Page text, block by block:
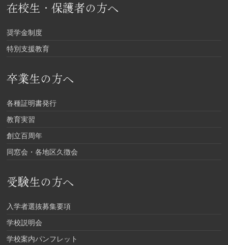
在校生・保護者の方へ
奨学金制度
特別支援教育
卒業生の方へ
各種証明書発行
教育実習
創立百周年
同窓会・各地区久徴会
受験生の方へ
入学者選抜募集要項
学校説明会
学校案内パンフレット